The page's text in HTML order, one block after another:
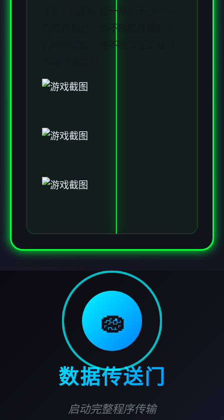
子），然后你在一系列干事中不
断提升自己，也不断提升着妹子
们的好感度，也不断接近游戏名
🧽
数据传送门
启动完整程序传输